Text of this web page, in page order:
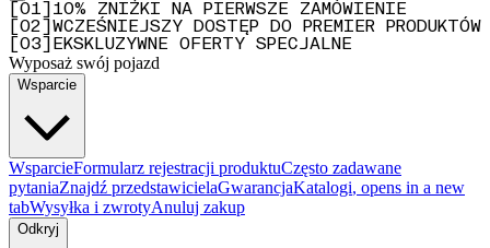
01
10% ZNIŻKI NA PIERWSZE ZAMÓWIENIE
02
WCZEŚNIEJSZY DOSTĘP DO PREMIER PRODUKTÓW
03 EKSKLUZYWNE OFERTY SPECJALNE
Wyposaż swój pojazd
Wsparcie
WsparcieFormularz rejestracji produktuCzęsto zadawane
pytaniaZnajdź przedstawicielaGwarancjaKatalogi, opens in a new
tabWysyłka i zwrotyAnuluj zakup
Odkryj